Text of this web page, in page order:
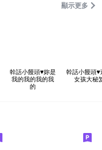
顯示更多
幹話小饅頭♥妳是
我的我的我的我
的
幹話小饅頭♥
女孩大秘